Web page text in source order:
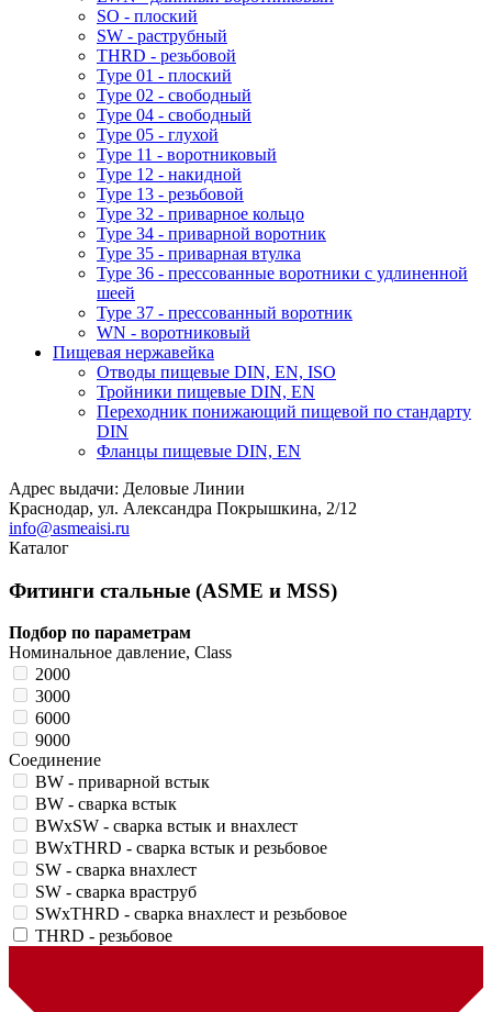
SO - плоский
SW - раструбный
THRD - резьбовой
Type 01 - плоский
Type 02 - свободный
Type 04 - свободный
Type 05 - глухой
Type 11 - воротниковый
Type 12 - накидной
Type 13 - резьбовой
Type 32 - приварное кольцо
Type 34 - приварной воротник
Type 35 - приварная втулка
Type 36 - прессованные воротники с удлиненной
шеей
Type 37 - прессованный воротник
WN - воротниковый
Пищевая нержавейка
Отводы пищевые DIN, EN, ISO
Тройники пищевые DIN, EN
Переходник понижающий пищевой по стандарту
DIN
Фланцы пищевые DIN, EN
Адрес выдачи: Деловые Линии
Краснодар, ул. Александра Покрышкина, 2/12
info@asmeaisi.ru
Каталог
Фитинги стальные (ASME и MSS)
Подбор по параметрам
Номинальное давление, Class
2000
3000
6000
9000
Соединение
BW - приварной встык
BW - сварка встык
BWхSW - сварка встык и внахлест
BWхTHRD - сварка встык и резьбовое
SW - сварка внахлест
SW - сварка враструб
SWхTHRD - сварка внахлест и резьбовое
THRD - резьбовое